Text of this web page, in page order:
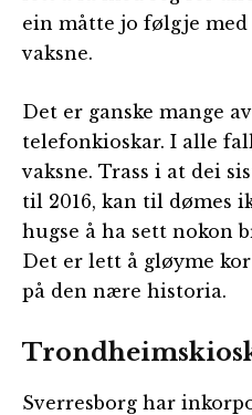
ein måtte jo følgje
vaksne.
Det er ganske mange
telefonkioskar. I alle
vaksne. Trass i at dei
til 2016, kan til dømes
hugse å ha sett nokon
Det er lett å gløyme
på den nære historia.
Sverresborg har